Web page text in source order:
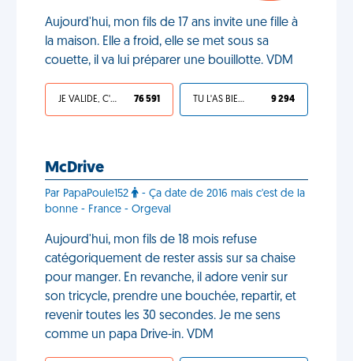
Aujourd'hui, mon fils de 17 ans invite une fille à
la maison. Elle a froid, elle se met sous sa
couette, il va lui préparer une bouillotte. VDM
JE VALIDE, C'EST UNE VDM 76 591 TU L'AS BIEN MÉRITÉ 9 294
McDrive
Par PapaPoule152
- Ça date de 2016 mais c'est de la
bonne - France - Orgeval
Aujourd'hui, mon fils de 18 mois refuse
catégoriquement de rester assis sur sa chaise
pour manger. En revanche, il adore venir sur
son tricycle, prendre une bouchée, repartir, et
revenir toutes les 30 secondes. Je me sens
comme un papa Drive-in. VDM